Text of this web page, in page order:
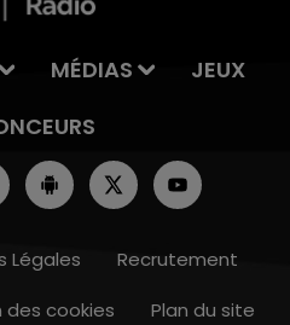
MÉDIAS
JEUX
Légales
Recrutement
des cookies Plan du site